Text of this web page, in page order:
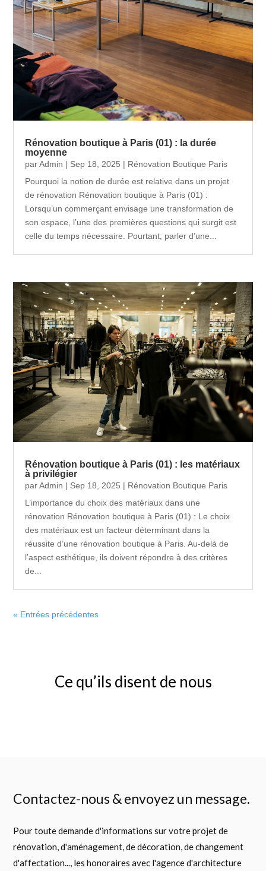
Rénovation boutique à Paris (01) : la durée
moyenne
parAdmin | Sep 18, 2025 | Rénovation Boutique Paris
Pourquoi la notion de durée est relative dans un projet
de rénovation Rénovation boutique à Paris (01) :
Lorsqu’un commerçant envisage une transformation de
son espace, l’une des premières questions qui surgit est
celle du temps nécessaire. Pourtant, parler d’une...
Rénovation boutique à Paris (01) : les matériaux
à privilégier
parAdmin | Sep 18, 2025 | Rénovation Boutique Paris
L’importance du choix des matériaux dans une
rénovation Rénovation boutique à Paris (01) : Le choix
des matériaux est un facteur déterminant dans la
réussite d’une rénovation boutique à Paris. Au-delà de
l’aspect esthétique, ils doivent répondre à des critères
de...
« Entrées précédentes
Ce qu’ils disent de nous
Contactez-nous & envoyez un message.
Pour toute demande d'informations sur votre projet de
rénovation, d'aménagement, de décoration, de changement
d'affectation..., les honoraires avec l'agence d'architecture